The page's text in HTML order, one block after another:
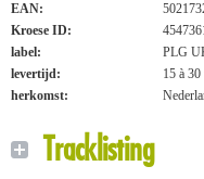
EAN:
Kroese ID:
label:
PLG
levertijd:
15 à
herkomst:
Tracklisting